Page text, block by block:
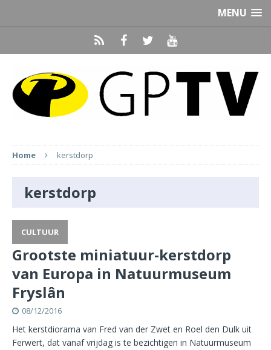
MENU
Home kerstdorp
kerstdorp
CULTUUR
Grootste miniatuur-kerstdorp
van Europa in Natuurmuseum
Fryslân
08/12/2016
Het kerstdiorama van Fred van der Zwet en Roel den Dulk uit
Ferwert, dat vanaf vrijdag is te bezichtigen in Natuurmuseum